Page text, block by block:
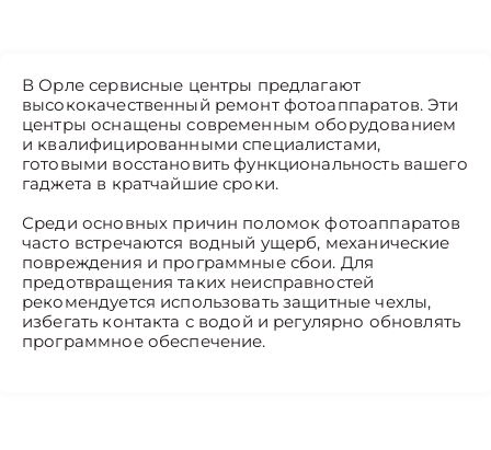
В Орле сервисные центры предлагают
высококачественный ремонт фотоаппаратов. Эти
центры оснащены современным оборудованием
и квалифицированными специалистами,
готовыми восстановить функциональность вашего
гаджета в кратчайшие сроки.
Среди основных причин поломок фотоаппаратов
часто встречаются водный ущерб, механические
повреждения и программные сбои. Для
предотвращения таких неисправностей
рекомендуется использовать защитные чехлы,
избегать контакта с водой и регулярно обновлять
программное обеспечение.